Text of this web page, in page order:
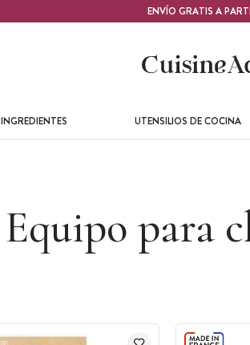
ENVÍO GRATIS A
INGREDIENTES UTENSILIOS DE COCINA
Equipo para